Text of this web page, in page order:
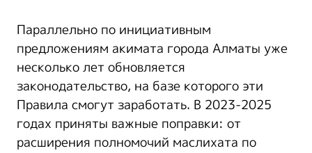
Параллельно по инициативным
предложениям акимата города Алматы уже
несколько лет обновляется
законодательство, на базе которого эти
Правила смогут заработать. В 2023-2025
годах приняты важные поправки: от
расширения полномочий маслихата по